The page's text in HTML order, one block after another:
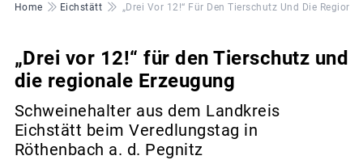
Pfadnavigation
Home Eichstätt „Drei Vor 12!“ Für Den Tierschutz Und Die
„Drei vor 12!“ für den Tierschutz und
die regionale Erzeugung
Schweinehalter aus dem Landkreis
Eichstätt beim Veredlungstag in
Röthenbach a. d. Pegnitz